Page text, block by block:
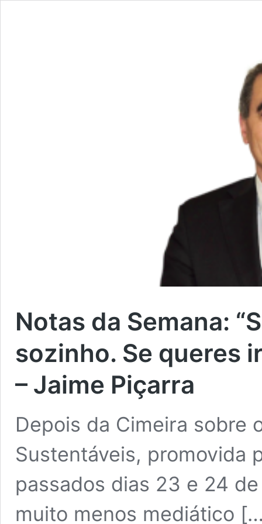
Notas da Semana:
sozinho. Se queres
– Jaime Piçarra
Depois da Cimeira sobre
Sustentáveis, promovida
passados dias 23 e 24
muito menos mediático